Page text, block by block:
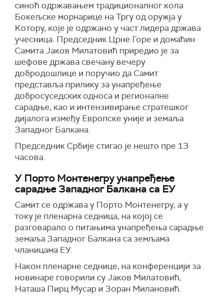
Бечића, председника Скупштине Црне Горе
Андрију Мандића и посланика Демократске
народне партије Милана Кнежевића
персонама нон грата у Хрватској.
Хрватске, а заједно можемо бити пример за
остале земље", рекао је Милатовић.
уобичајена ствар да се у Црној Гори Србија и
он виде као кривци за проблеме са
коалицијама у тој земљи, као и да ће актерима
са тамошње медијске и политичке сцене рећи
у лице све што има.
синоћ одржавањем традиционалног кола
Бокељске морнарице на Тргу од оружја у
Kотору, које је одржано у част лидера држава
учесница. Председник Црне Горе и домаћин
Самита Јаков Милатовић приредио је за
шефове држава свечану вечеру
добродошлице и поручио да Самит
представља прилику за унапређење
добросуседских односа и регионалне
сарадње, као и интензивирање стратешког
дијалога између Европске уније и земаља
Западног Балкана.
Председник Србије стигао је нешто пре 13
часова.
У Порто Монтенегру унапређење
сарадње Западног Балкана са ЕУ
Самит се одржава у Порто Монтенегру, а у
току је пленарна седница, на којој се
разговарало о питањима унапређења сарадње
земаља Западног Балкана са земљама
чланицама ЕУ.
Након пленарне седнице, на конференцији за
новинаре говорили су Јаков Милатовић,
Наташа Пирц Мусар и Зоран Милановић.